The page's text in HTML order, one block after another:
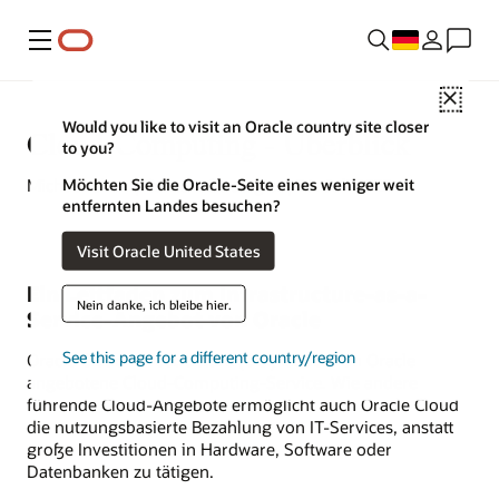
Menü
Close
Would you like to visit an Oracle country site closer
to you?
Möchten Sie die Oracle-Seite eines weniger weit
entfernten Landes besuchen?
Visit Oracle United States
Nein danke, ich bleibe hier.
See this page for a different country/region
Cloud-Computing - Überblick
Michael Chen | Content Strategist | 26. Juli 2022
Ein Leitfaden zum Infrastructure-as-a-
Service-Angebot von Oracle
Oracle Cloud Infrastructure (OCI) ist der von Oracle
angebotene
führende Cloud-Angebote ermöglicht auch Oracle Cloud
die nutzungsbasierte Bezahlung von IT-Services, anstatt
große Investitionen in Hardware, Software oder
Datenbanken zu tätigen.